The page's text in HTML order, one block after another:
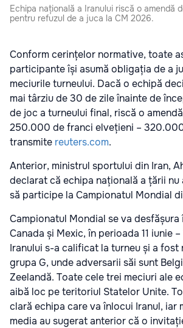
Echipa națională a Iranului riscă o amendă
pentru refuzul de a juca la CM 2026.
Conform cerințelor normative, toate
participante își asumă obligația de a
meciurile turneului. Dacă o echipă
mai târziu de 30 de zile înainte de
de joc a turneului final, riscă o
250.000 de franci elvețieni –
transmite reuters.com.
Anterior, ministrul sportului din Iran,
declarat că echipa națională a țării
să participe la Campionatul Mondial
Campionatul Mondial se va desfășura
Canada și Mexic, în perioada 11 iunie
Iranului s-a calificat la turneu și a fost
grupa G, unde adversarii săi sunt
Zeelandă. Toate cele trei meciuri ale
aibă loc pe teritoriul Statelor Unite.
clară echipa care va înlocui Iranul, iar
media au sugerat anterior că o